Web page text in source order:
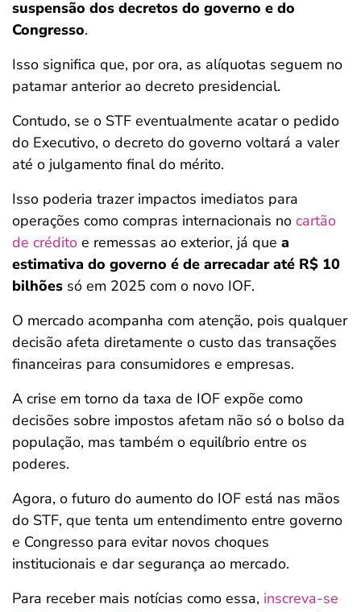
suspensão dos decretos do governo e do
Congresso.
Isso significa que, por ora, as alíquotas seguem no
patamar anterior ao decreto presidencial.
Contudo, se o STF eventualmente acatar o pedido
do Executivo, o decreto do governo voltará a valer
até o julgamento final do mérito.
Isso poderia trazer impactos imediatos para
operações como compras internacionais no cartão
de crédito e remessas ao exterior, já que a
estimativa do governo é de arrecadar até R$ 10
bilhões só em 2025 com o novo IOF.
O mercado acompanha com atenção, pois qualquer
decisão afeta diretamente o custo das transações
financeiras para consumidores e empresas.
A crise em torno da taxa de IOF expõe como
decisões sobre impostos afetam não só o bolso da
população, mas também o equilíbrio entre os
poderes.
Agora, o futuro do aumento do IOF está nas mãos
do STF, que tenta um entendimento entre governo
e Congresso para evitar novos choques
institucionais e dar segurança ao mercado.
Para receber mais notícias como essa, inscreva-se